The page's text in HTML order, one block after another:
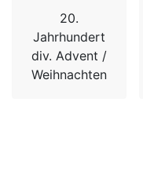
20.
Jahrhundert
div. Advent /
Weihnachten